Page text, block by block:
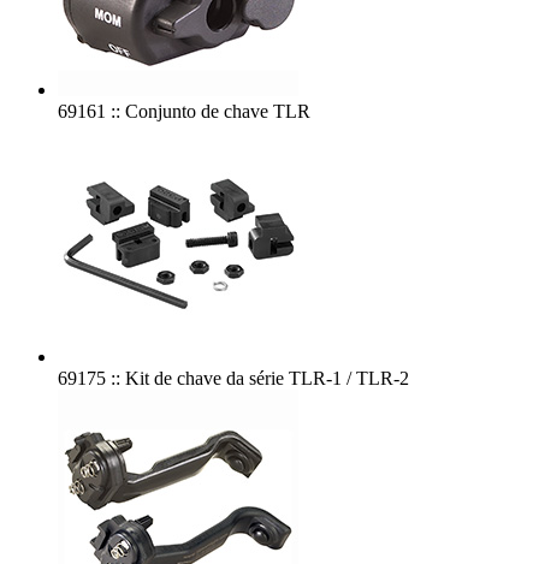
69161 :: Conjunto de chave TLR
69175 :: Kit de chave da série TLR-1 / TLR-2